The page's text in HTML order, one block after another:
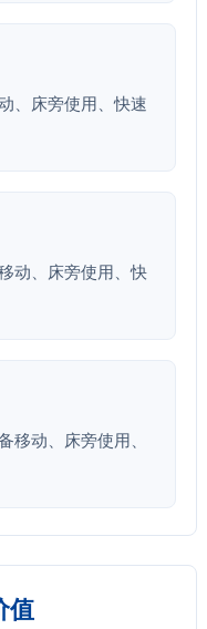
、床旁使用、快速
动、床旁使用、快
移动、床旁使用、
值